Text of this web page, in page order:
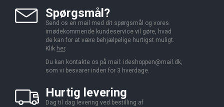
Spørgsmål?
Send os en mail med dit spørgsmål og vores
imødekommende kundeservice vil gøre, hvad
de kan for at være behjælpelige hurtigst muligt.
Klik her.
Du kan kontakte os på mail: ideshoppen@mail.dk,
som vi besvarer inden for 3 hverdage.
Hurtig levering
Dag til dag levering ved bestilling af